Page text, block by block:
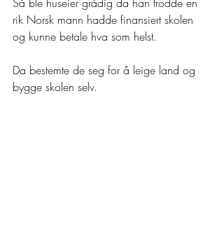
rik Norsk mann hadde finansiert skolen
og kunne betale hva som helst.
Da bestemte de seg for å leige land og
bygge skolen selv.